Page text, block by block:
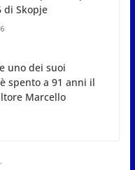
uno dei suoi
spento a 91 anni il
Marcello
2.0 a Riccione in